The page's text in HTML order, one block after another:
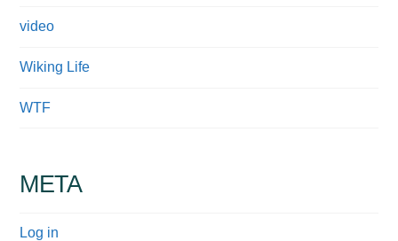
video
Wiking Life
WTF
META
Log in